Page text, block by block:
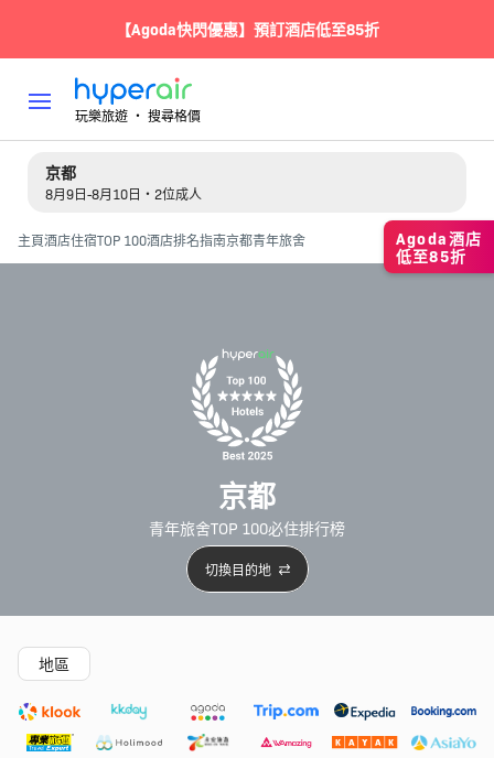
【Agoda快閃優惠】預訂酒店低至85折
玩樂旅遊 ‧ 搜尋格價
京都
8月9日-8月10日・2位成人
主頁酒店住宿TOP 100酒店排名指南京都青年旅舍
京都
青年旅舍TOP 100必住排行榜
切換目的地
精選酒店
地區
Agoda酒店
低至85折